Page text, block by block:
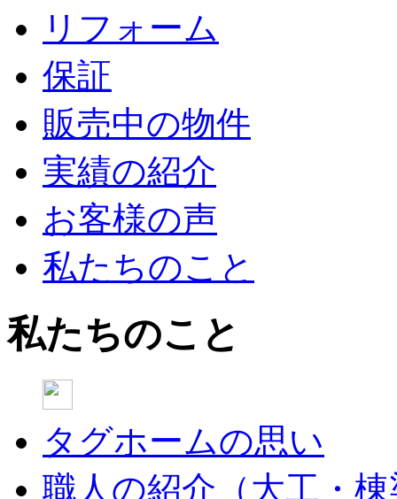
リフォーム
保証
販売中の物件
実績の紹介
お客様の声
私たちのこと
私たちのこと
タグホームの思い
職人の紹介（大工・